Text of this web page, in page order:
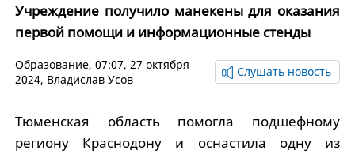
Учреждение получило манекены для оказания
первой помощи и информационные стенды
Образование, 07:07, 27 октября
2024, Владислав Усов
Слушать новость
Тюменская область помогла подшефному
региону Краснодону и оснастила одну из